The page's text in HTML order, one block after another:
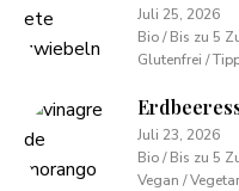
Juli 25, 2026
Bio / Bis zu 5
Glutenfrei /
Juli 23, 2026
Bio / Bis zu 5
Vegan /